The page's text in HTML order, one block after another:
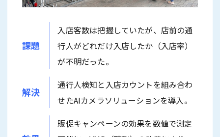
課題
入店客数は把握していたが、店前の通
行人がどれだけ入店したか（入店率）
が不明だった。
解決
通行人検知と入店カウントを組み合わ
せたAIカメラソリューションを導入。
販促キャンペーンの効果を数値で測定